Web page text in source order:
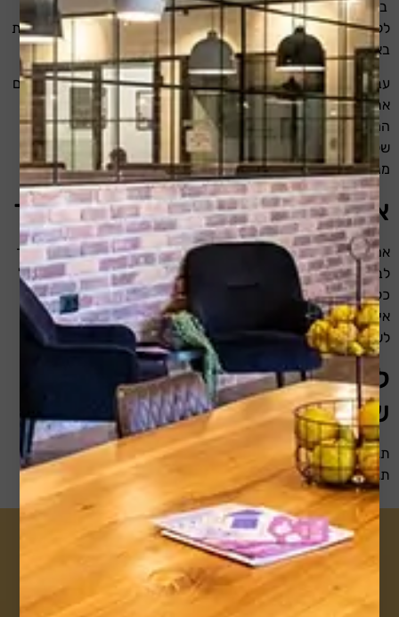
במידה ותגיב/י על תוכן באתר, התגובה והנתונים אודותיה יישמרו
ללא הגבלת זמן, כדי שנוכל לזהות ולאשר את כל התגובות העוקבות
באופן אוטומטי.
עבור משתמשים רשומים באתר (במידה ויש כאלה) אנו מאחסנים גם
את המידע האישי שהם מספקים בפרופיל המשתמש שלהם. כל
המשתמשים יכולים לראות, לערוך או למחוק את המידע האישי
שלהם בכל עת (פרט לשם המשתמש אותו לא ניתן לשנות). גם
מנהלי האתר יכולים לראות ולערוך מידע זה.
אילו זכויות יש לך על המידע שלך
אם יש לך חשבון באתר זה, או שהשארת תגובות באתר, באפשרותך
לבקש לקבל קובץ של הנתונים האישיים שאנו מחזיקים לגביך, כולל
כל הנתונים שסיפקת לנו. באפשרותך גם לבקש שנמחק כל מידע
אישי שאנו מחזיקים לגביך. הדבר אינו כולל נתונים שאנו מחויבים
לשמור למטרות מנהליות, משפטיות או ביטחוניות.
להיכן אנו שולחים את המידע
שלך
תגובות מבקרים עלולות להיבדק על ידי שירות אוטומטי למניעת
תגובות זבל.
למידע נוסף על מתחם
הוורקיז
השאירו פרטים ונחזור בהקדם